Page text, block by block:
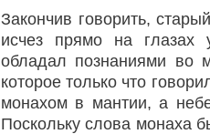
Закончив говорить,
исчез прямо на глазах
обладал познаниями во
которое только что
монахом в мантии, а
Поскольку слова монаха